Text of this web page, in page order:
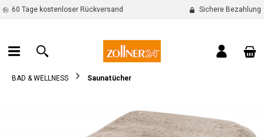
springen
60 Tage kostenloser Rückversand Sichere Bezahlung
BAD & WELLNESS Saunatücher